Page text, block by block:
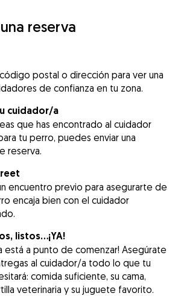
reserva
postal o dirección para ver una
de confianza en tu zona.
cuidador/a
que has encontrado al cuidador
tu perro, puedes enviar una
reserva.
encuentro previo para asegurarte de
encaja bien con el cuidador
listos...¡YA!
está a punto de comenzar! Asegúrate
al cuidador/a todo lo que tu
comida suficiente, su cama,
veterinaria y su juguete favorito.